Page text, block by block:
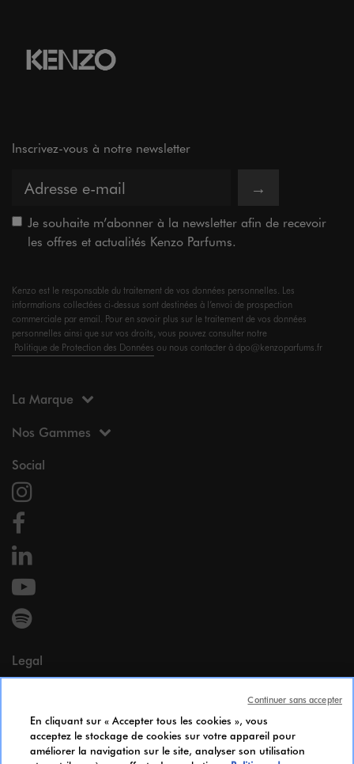
Inscrivez-vous à notre newsletter
→
Je souhaite m’abonner à la newsletter afin de recevoir
les offres et actualités Kenzo Parfums.
Kenzo est le responsable du traitement de vos données personnelles. Les
informations collectées ci-dessus sont destinées à l’envoi de prospection
commerciale par email. Pour en savoir plus sur le traitement de vos données
personnelles ainsi que sur vos droits, vous pouvez consulter notre
Politique de Protection des Données ou nous contacter à dpo@kenzoparfums.fr
La Marque
Nos Gammes
Social
Legal
Mentions légales
Cookie Policy
Accessibilité
En cliquant sur « Accepter tous les cookies », vous
acceptez le stockage de cookies sur votre appareil pour
améliorer la navigation sur le site, analyser son utilisation
Continuer sans accepter